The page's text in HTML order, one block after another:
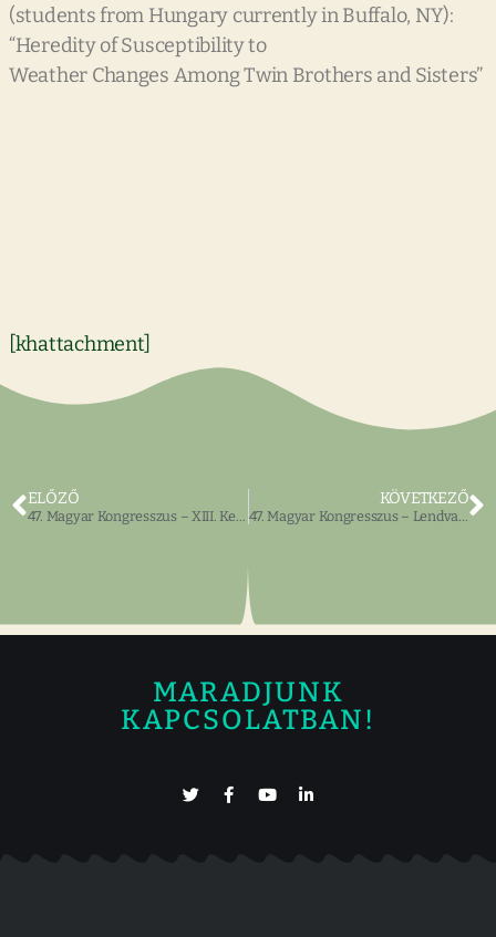
(students from Hungary currently in Buffalo, NY):
“Heredity of Susceptibility to
Weather Changes Among Twin Brothers and Sisters”
[khattachment]
ELŐZŐ
47. Magyar Kongresszus – XIII. Keleti Parti Magyar Találkozó
KÖVETKEZŐ
47. Magyar Kongresszus – Lendvai-Lintner Imre
MARADJUNK
KAPCSOLATBAN!